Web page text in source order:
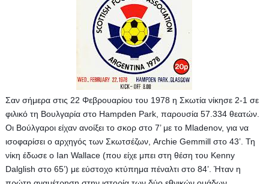
Σαν σήμερα στις 22 Φεβρουαρίου του 1978 η Σκωτία νίκησε 2-1 σε
φιλικό τη Βουλγαρία στο Hampden Park, παρουσία 57.334 θεατών.
Οι Βούλγαροι είχαν ανοίξει το σκορ στο 7’ με το Mladenov, για να
ισοφαρίσει ο αρχηγός των Σκωτσέζων, Archie Gemmill στο 43’. Τη
νίκη έδωσε ο Ian Wallace (που είχε μπει στη θέση του Kenny
Dalglish στο 65’) με εύστοχο κτύπημα πέναλτι στο 84’. Ήταν η